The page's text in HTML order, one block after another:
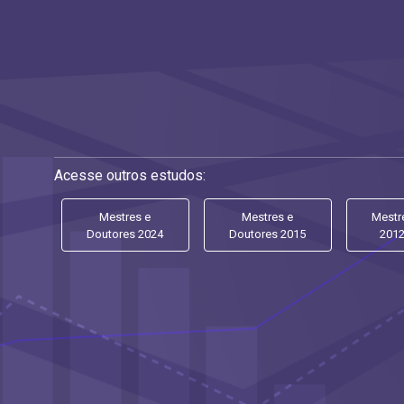
Acesse outros estudos:
Mestres e
Doutores 2024
Mestres e
Doutores 2015